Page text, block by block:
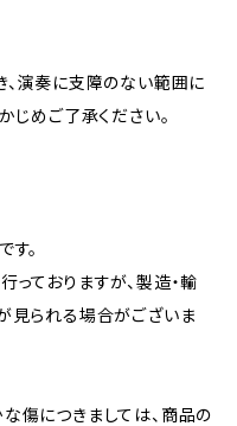
演奏に支障のない範囲に
じめご了承ください。
。
ておりますが、製造・輸
見られる場合がございま
傷につきましては、商品の